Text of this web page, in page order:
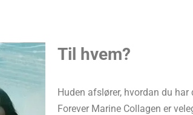
Til hvem?
Huden afslører, hvordan du
Forever Marine Collagen er